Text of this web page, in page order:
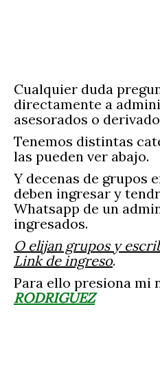
Cualquier duda
directamente a
asesorados o
Tenemos distintas
las pueden ver abajo.
Y decenas de grupos
deben ingresar y
Whatsapp de un
ingresados.
O elijan grupos y
Link de ingreso.
Para ello presiona mi
RODRIGUEZ